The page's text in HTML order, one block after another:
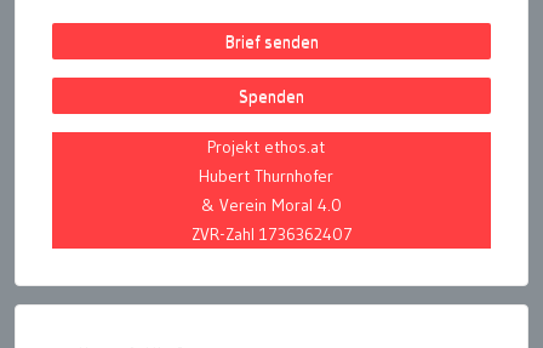
Brief senden
Spenden
Projekt ethos.at
Hubert Thurnhofer
& Verein Moral 4.0
ZVR-Zahl 1736362407